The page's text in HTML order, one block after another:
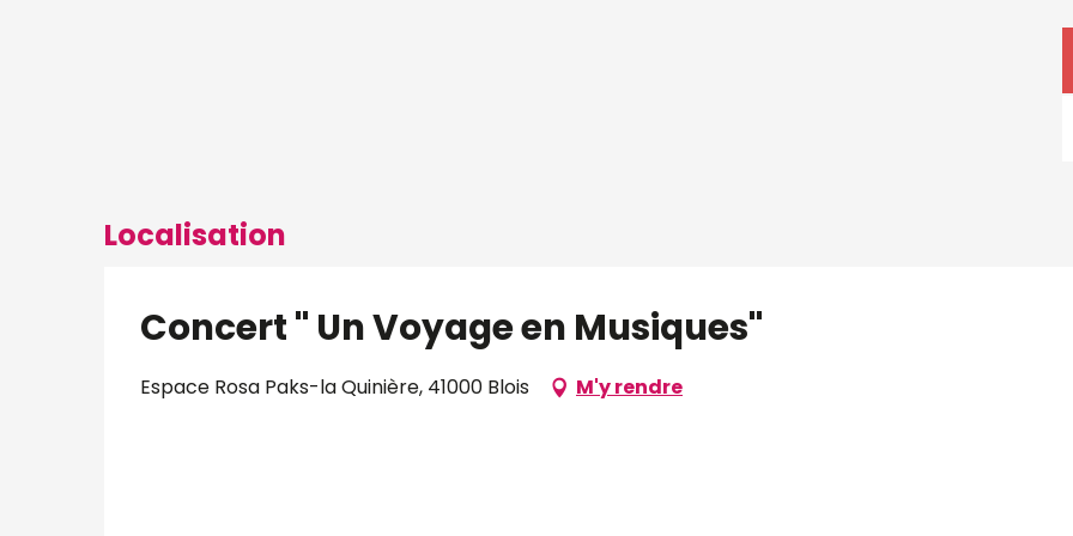
Localisation
Concert " Un Voyage en Musiques"
Espace Rosa Paks-la Quinière, 41000 Blois M'y rendre